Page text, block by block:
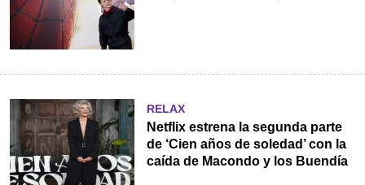
RELAX
Netflix estrena la segunda parte
de ‘Cien años de soledad’ con la
caída de Macondo y los Buendía